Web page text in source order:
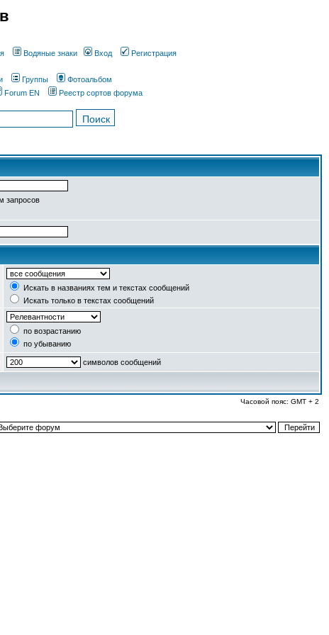
Водяные знаки Вход Регистрация
Группы
Фотоальбом
Forum EN Реестр сортов форума
запросов
Искать в названиях тем и текстах сообщений
Искать только в текстах сообщений
по возрастанию
по убыванию
символов сообщений
Часовой пояс: GMT + 2